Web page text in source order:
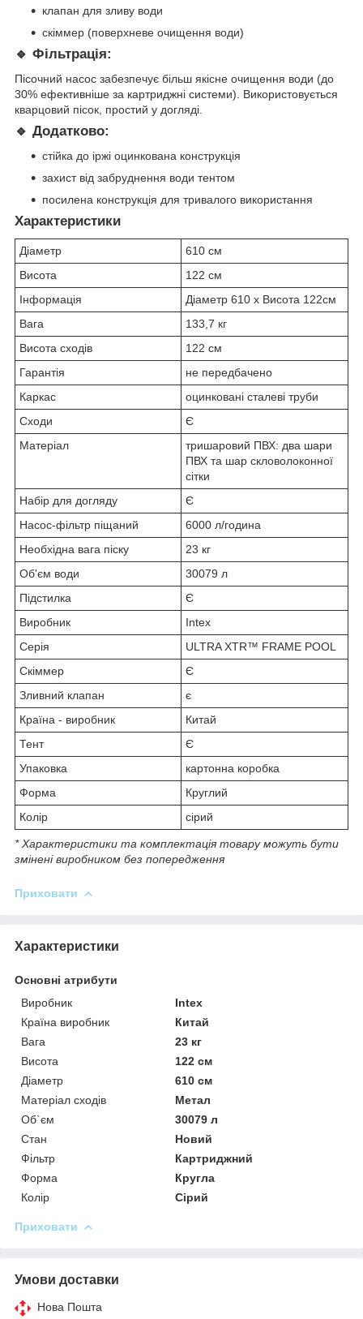
клапан для зливу води
скіммер (поверхневе очищення води)
🔹 Фільтрація:
Пісочний насос забезпечує більш якісне очищення води (до
30% ефективніше за картриджні системи). Використовується
кварцовий пісок, простий у догляді.
🔹 Додатково:
стійка до іржі оцинкована конструкція
захист від забруднення води тентом
посилена конструкція для тривалого використання
Характеристики
Діаметр
610 см
Висота
122 см
Інформація
Діаметр 610 x Висота 122см
Вага
133,7 кг
Висота сходів
122 см
Гарантія
не передбачено
Каркас
оцинковані сталеві труби
Сходи
Є
Матеріал
тришаровий ПВХ: два шари
ПВХ та шар скловолоконної
сітки
Набір для догляду
Є
Насос-фільтр піщаний
6000 л/година
Необхідна вага піску
23 кг
Об'єм води
30079 л
Підстилка
Є
Виробник
Intex
Серія
ULTRA XTR™ FRAME POOL
Скіммер
Є
Зливний клапан
є
Країна - виробник
Китай
Тент
Є
Упаковка
картонна коробка
Форма
Круглий
Колір
сірий
* Характеристики та комплектація товару можуть бути
змінені виробником без попередження
Приховати
Характеристики
Основні атрибути
Виробник
Intex
Країна виробник
Китай
Вага
23 кг
Висота
122 см
Діаметр
610 см
Матеріал сходів
Метал
Об`єм
30079 л
Стан
Новий
Фільтр
Картриджний
Форма
Кругла
Колір
Сірий
Приховати
Умови доставки
Нова Пошта